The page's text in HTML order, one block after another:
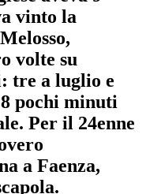
vinto la
volte su
tre a luglio e
pochi minuti
Per il 24enne
a Faenza,